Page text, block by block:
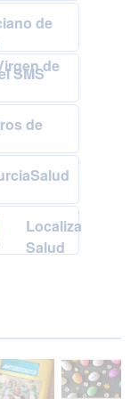
de
de
SMS
de
Localiza
Salud